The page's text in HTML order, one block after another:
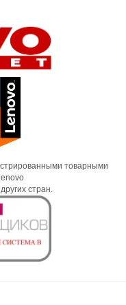
товарными
стран.